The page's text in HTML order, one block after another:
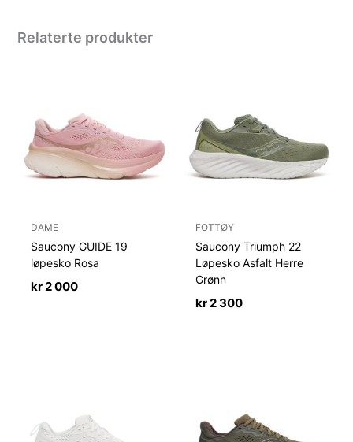
Relaterte produkter
DAME
Saucony GUIDE 19
løpesko Rosa
kr 2 000
FOTTØY
Saucony Triumph 22
Løpesko Asfalt Herre
Grønn
kr 2 300